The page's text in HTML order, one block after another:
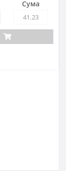
Сума